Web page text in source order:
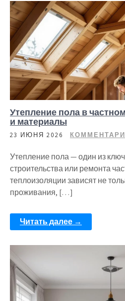
Утепление пола в
и материалы
23 ИЮНЯ 2026
Утепление пола — один из
строительства или ремонта
теплоизоляции зависят не
проживания, […]
Читать далее →